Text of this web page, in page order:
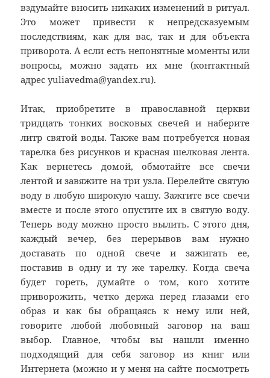
вздумайте вносить никаких изменений в ритуал.
Это может привести к непредсказуемым
последствиям, как для вас, так и для объекта
приворота. А если есть непонятные моменты или
вопросы, можно задать их мне (контактный
адрес yuliavedma@yandex.ru).
Итак, приобретите в православной церкви
тридцать тонких восковых свечей и наберите
литр святой воды. Также вам потребуется новая
тарелка без рисунков и красная шелковая лента.
Как вернетесь домой, обмотайте все свечи
лентой и завяжите на три узла. Перелейте святую
воду в любую широкую чашу. Зажгите все свечи
вместе и после этого опустите их в святую воду.
Теперь воду можно просто вылить. С этого дня,
каждый вечер, без перерывов вам нужно
доставать по одной свече и зажигать ее,
поставив в одну и ту же тарелку. Когда свеча
будет гореть, думайте о том, кого хотите
приворожить, четко держа перед глазами его
образ и как бы обращаясь к нему или ней,
говорите любой любовный заговор на ваш
выбор. Главное, чтобы вы нашли именно
подходящий для себя заговор из книг или
Интернета (можно и у меня на сайте посмотреть